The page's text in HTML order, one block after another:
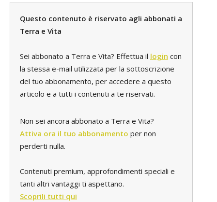
Questo contenuto è riservato agli abbonati a
Terra e Vita
Sei abbonato a Terra e Vita? Effettua il login con
la stessa e-mail utilizzata per la sottoscrizione
del tuo abbonamento, per accedere a questo
articolo e a tutti i contenuti a te riservati.
Non sei ancora abbonato a Terra e Vita?
Attiva ora il tuo abbonamento per non
perderti nulla.
Contenuti premium, approfondimenti speciali e
tanti altri vantaggi ti aspettano.
Scoprili tutti qui